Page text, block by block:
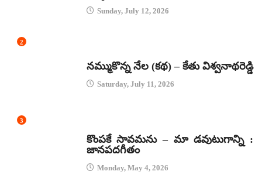
Sunday, July 12, 2026
2
నమ్ముకొన్న నేల (కథ) – కేతు విశ్వనాథరెడ్డి
Saturday, July 11, 2026
3
కొంపకే సావమను – మా డవుటుగాన్ని :
జానపదగీతం
Monday, May 4, 2026